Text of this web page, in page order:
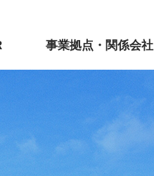
事業拠点・関係会社